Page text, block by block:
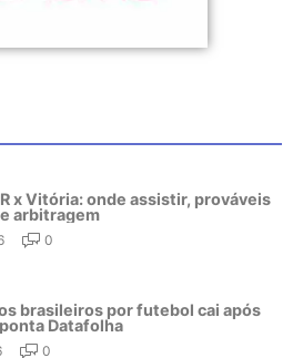
x Vitória: onde assistir, prováveis
arbitragem
0
brasileiros por futebol cai após
Datafolha
0